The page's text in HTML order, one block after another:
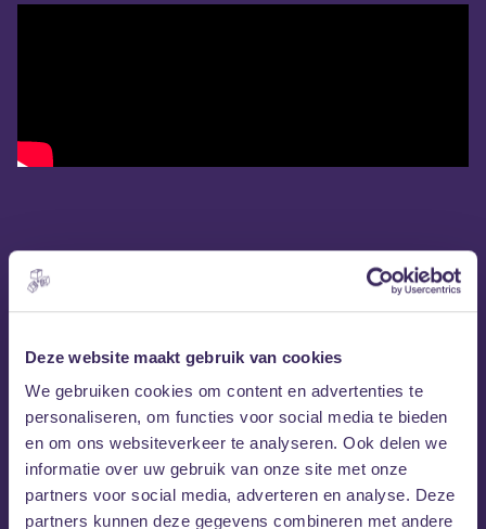
Deze website maakt gebruik van cookies
We gebruiken cookies om content en advertenties te
personaliseren, om functies voor social media te bieden
en om ons websiteverkeer te analyseren. Ook delen we
informatie over uw gebruik van onze site met onze
partners voor social media, adverteren en analyse. Deze
partners kunnen deze gegevens combineren met andere